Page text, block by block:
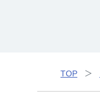
TOP